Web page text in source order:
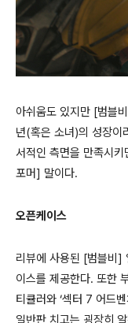
아쉬움도 있지만 [범블
년(혹은 소녀)의 성장이
서적인 측면을 만족시
포머] 말이다.
오픈케이스
리뷰에 사용된 [범블비]
이스를 제공한다. 또한
티큘러와 ‘섹터 7 어드
일반판 치고는 굉장히